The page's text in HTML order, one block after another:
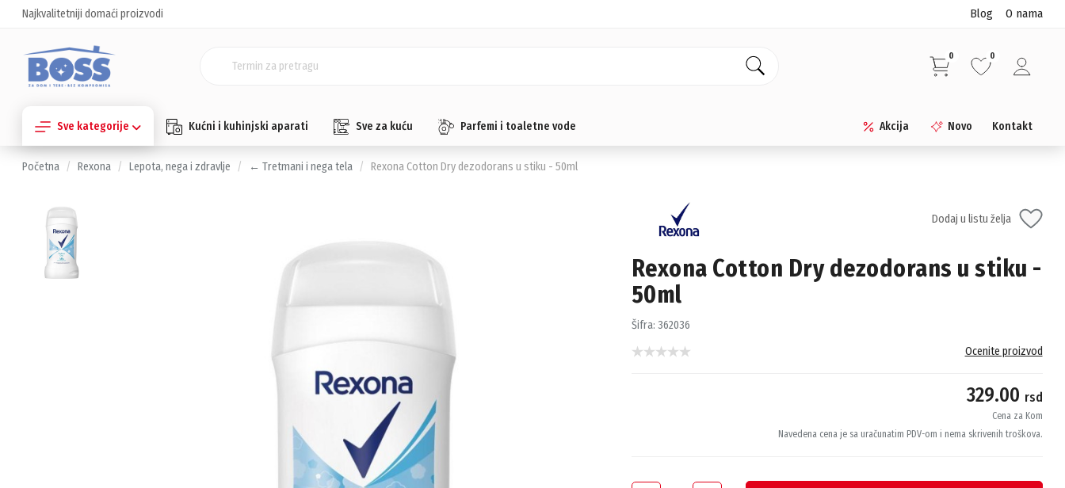
Najkvalitetniji domaći proizvodi Blog O nama
0 0
Sve kategorije Kućni i kuhinjski aparati Sve za kuću Parfemi i toaletne vode Akcija Novo Kontakt
Početna Rexona Lepota, nega i zdravlje ← Tretmani i nega tela Rexona Cotton Dry dezodorans u stiku - 50ml
Dodaj u listu želja
Rexona Cotton Dry dezodorans u stiku -
50ml
Šifra: 362036
Ocenite proizvod
329.00 rsd
Cena za Kom
Navedena cena je sa uračunatim PDV-om i nema skrivenih troškova.